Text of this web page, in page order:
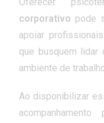
corporativo pode
apoiar
que busquem
ambiente de
Ao disponibilizar